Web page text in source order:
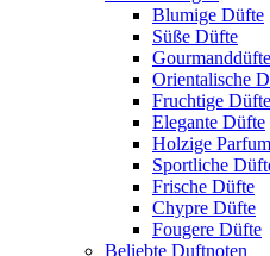
Blumige Düfte
Süße Düfte
Gourmanddüfte
Orientalische
Fruchtige Düfte
Elegante Düfte
Holzige
Sportliche
Frische Düfte
Chypre Düfte
Fougere Düfte
Beliebte Duftnoten